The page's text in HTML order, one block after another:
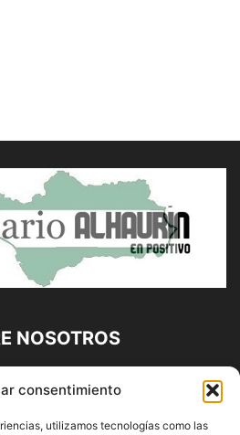
consentimiento
utilizamos tecnologías como las
NOSOTROS
Propiedad de
| 639 95 71 95 | Noticias de
Málaga y Provincia|